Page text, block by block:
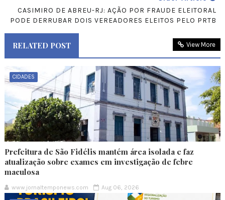
CASIMIRO DE ABREU-RJ: AÇÃO POR FRAUDE ELEITORAL
PODE DERRUBAR DOIS VEREADORES ELEITOS PELO PRTB
RELATED POST View More
CIDADES
Prefeitura de São Fidélis mantém área isolada e faz
atualização sobre exames em investigação de febre
maculosa
www.jornaltemponews.com Aug 06, 2026